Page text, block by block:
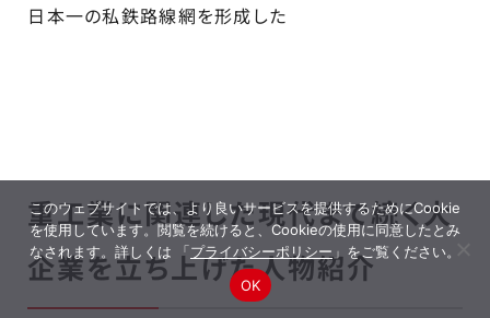
日本一の私鉄路線網を形成した
重工業に関連した現代まで続く大
企業を立ち上げた人物紹介
このウェブサイトでは、より良いサービスを提供するためにCookie
を使用しています。閲覧を続けると、Cookieの使用に同意したとみ
なされます。詳しくは 「プライバシーポリシー 」をご覧ください。
OK